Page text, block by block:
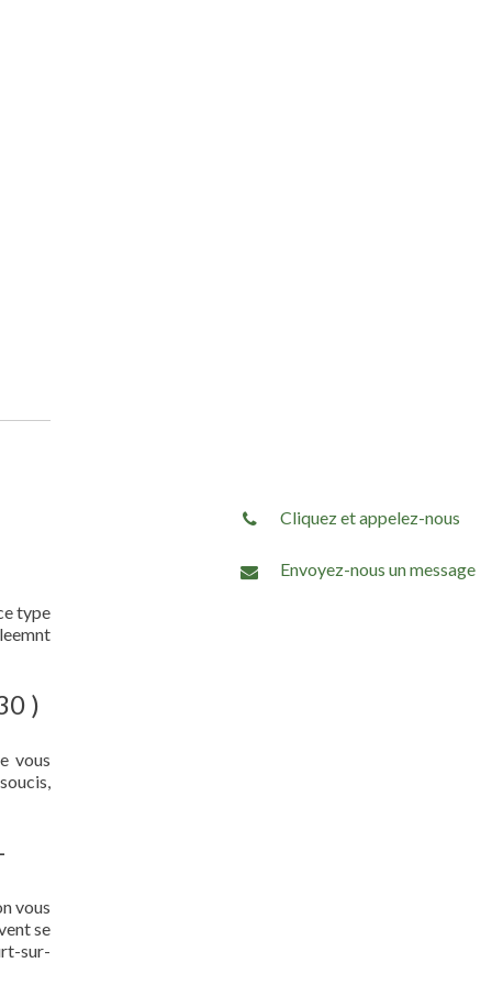
type
)
vous
vous
se
sur-
Cliquez et appelez-nous
Envoyez-nous un message